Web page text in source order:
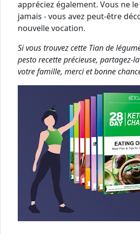
appréciez également. Vous ne
jamais - vous avez peut-être
nouvelle vocation.
Si vous trouvez cette Tian de
pesto recette précieuse, partagez-
votre famille, merci et bonne